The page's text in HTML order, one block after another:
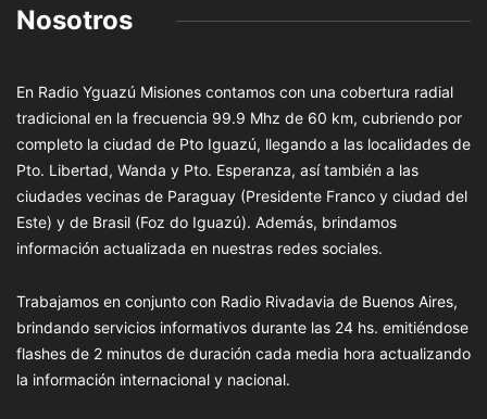
Nosotros
En Radio Yguazú Misiones contamos con una cobertura radial
tradicional en la frecuencia 99.9 Mhz de 60 km, cubriendo por
completo la ciudad de Pto Iguazú, llegando a las localidades de
Pto. Libertad, Wanda y Pto. Esperanza, así también a las
ciudades vecinas de Paraguay (Presidente Franco y ciudad del
Este) y de Brasil (Foz do Iguazú). Además, brindamos
información actualizada en nuestras redes sociales.
Trabajamos en conjunto con Radio Rivadavia de Buenos Aires,
brindando servicios informativos durante las 24 hs. emitiéndose
flashes de 2 minutos de duración cada media hora actualizando
la información internacional y nacional.